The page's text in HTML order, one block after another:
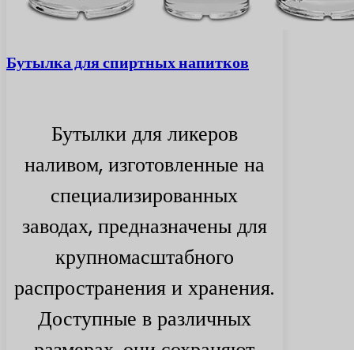
Бутылка для спиртных напитков
Бутылки для ликеров
наливом, изготовленные на
специализированных
заводах, предназначены для
крупномасштабного
распространения и хранения.
Доступные в различных